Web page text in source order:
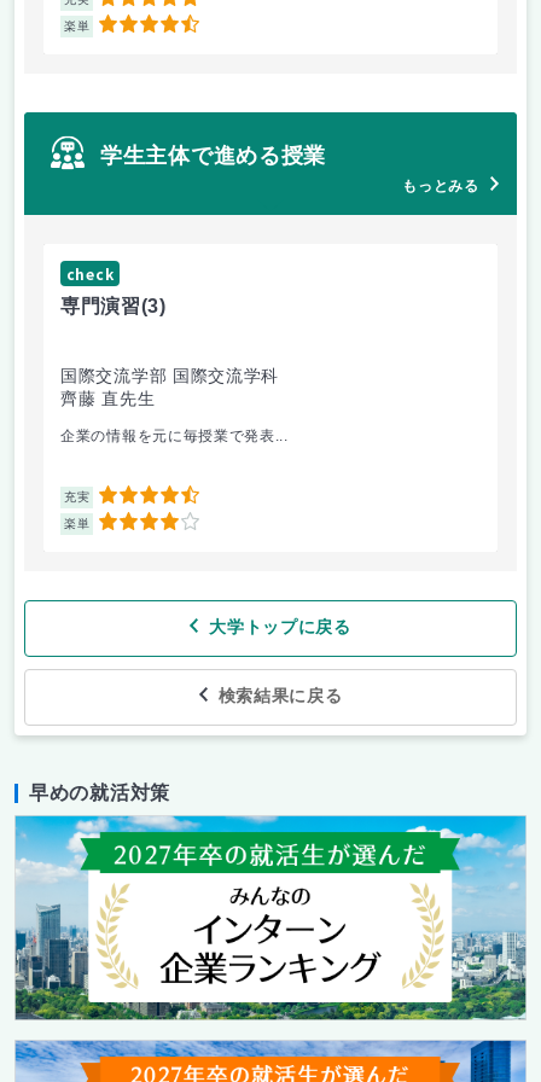
楽単 4.5
学生主体で進める授業
もっとみる
check
専門演習(3)
国際交流学部 国際交流学科
齊藤 直先生
企業の情報を元に毎授業で発表...
充実 4.5
楽単 4
大学トップに戻る
検索結果に戻る
早めの就活対策